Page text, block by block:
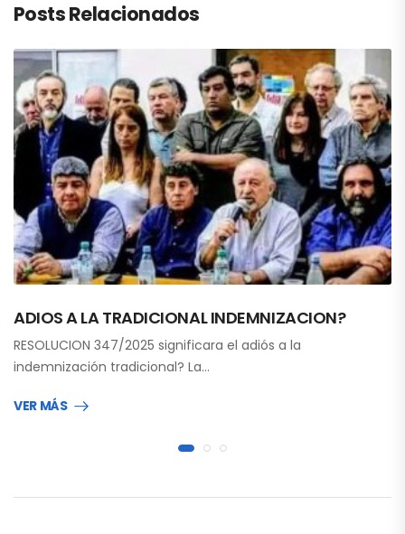
Posts Relacionados
ADIOS A LA TRADICIONAL INDEMNIZACION?
RESOLUCION 347/2025 significara el adiós a la
indemnización tradicional? La…
VER MÁS